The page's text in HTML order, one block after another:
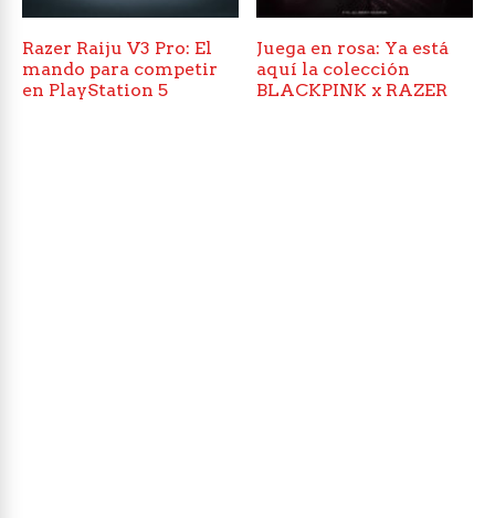
Razer Raiju V3 Pro: El
mando para competir
en PlayStation 5
Juega en rosa: Ya está
aquí la colección
BLACKPINK x RAZER